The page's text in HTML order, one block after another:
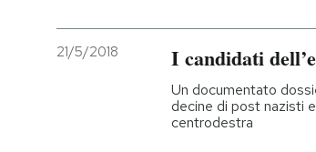
21/5/2018 I candidati
Un documentato
decine di post nazisti
centrodestra